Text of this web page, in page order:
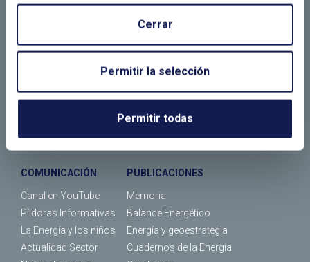
Cerrar
Permitir la selección
Permitir todas
Calendario de cursos
JORNADAS
COMUNICACIÓN
Canal en YouTube
Píldoras Informativas
La Energía y los niños
Actualidad Sector
PUBLICACIONES
Memoria
Balance Energético
Energía y geoestrategia
Cuadernos de la Energía